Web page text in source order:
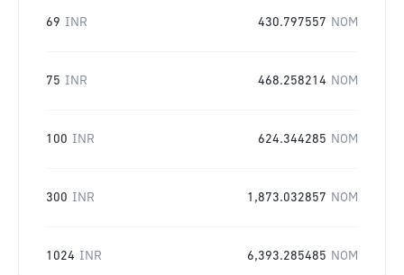
69 INR 430.797557 NOM
75 INR 468.258214 NOM
100 INR 624.344285 NOM
300 INR 1,873.032857 NOM
1024 INR 6,393.285485 NOM